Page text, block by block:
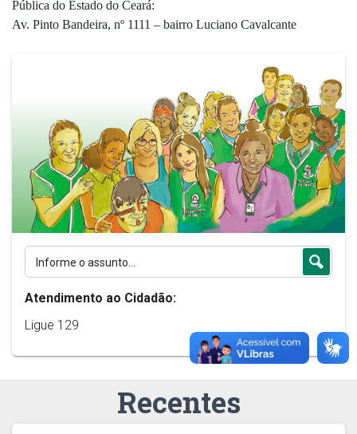
Pública do Estado do Ceará:
Av. Pinto Bandeira, nº 1111 – bairro Luciano Cavalcante
Atendimento ao Cidadão:
Ligue 129
Recentes